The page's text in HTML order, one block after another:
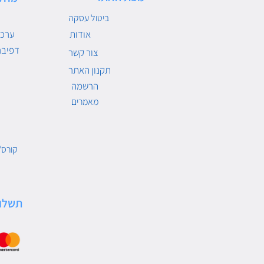
ביטול עסקה
אודות
צור קשר
תקנון האתר
הרשמה
מאמרים